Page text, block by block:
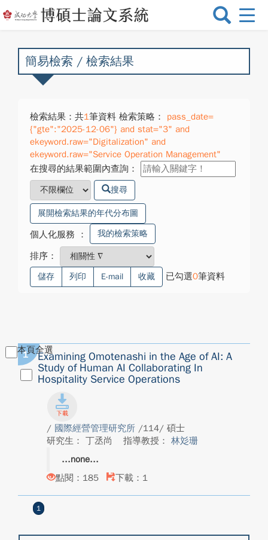
選
換
簡易檢索 / 檢索結果
檢索結果：共1筆資料 檢索策略：
pass_date=
{"gte":"2025-12-06"} and stat="3" and
ekeyword.raw="Digitalization" and
ekeyword.raw="Service Operation Management"
在搜尋的結果範圍內查詢：
搜尋
展開檢索結果的年代分布圖
個人化服務 ： 我的檢索策略
排序：
儲存 列印 E-mail 收藏 已勾選0筆資料
本頁全選
1
Examining Omotenashi in the Age of AI: A
Study of Human AI Collaborating In
Hospitality Service Operations
/ 國際經營管理研究所 /114/ 碩士
研究生： 丁丞尚
指導教授： 林彣珊
none
點閱：185
下載：1
1